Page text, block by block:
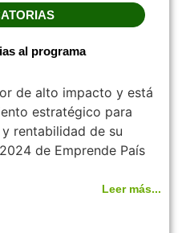
al programa
de alto impacto y está
estratégico para
rentabilidad de su
de Emprende País
Leer más...